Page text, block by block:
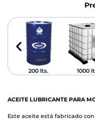
200 lts. 1000
ACEITE LUBRICANTE PARA
Este aceite está fabricado